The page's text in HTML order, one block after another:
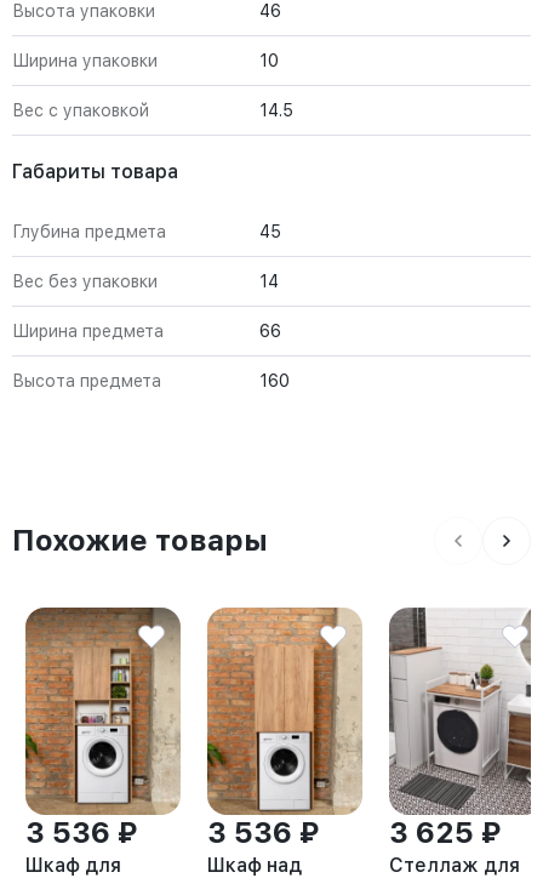
Высота упаковки 46
Ширина упаковки 10
Вес с упаковкой 14.5
Габариты товара
Глубина предмета 45
Вес без упаковки 14
Ширина предмета 66
Высота предмета 160
Похожие товары
3 536 ₽
Шкаф для
3 536 ₽
Шкаф над
3 625 ₽
Стеллаж для